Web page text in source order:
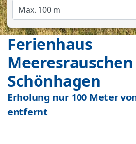
Ferienhaus
Schönhagen
Erholung nur 100 Meter
entfernt